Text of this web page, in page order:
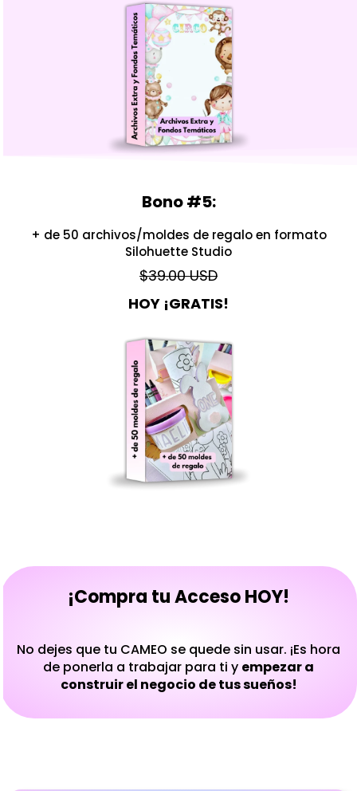
Bono #5:
+ de 50 archivos/moldes de regalo en formato
Silohuette Studio
$39.00 USD
HOY ¡GRATIS!
¡Compra tu Acceso HOY!
No dejes que tu CAMEO se quede sin usar. ¡Es hora
de ponerla a trabajar para ti y empezar a
construir el negocio de tus sueños!